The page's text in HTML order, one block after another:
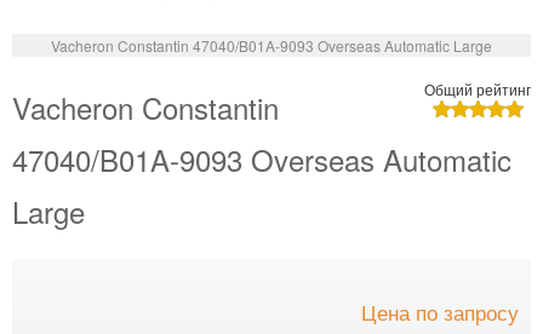
Vacheron Constantin 47040/B01A-9093 Overseas Automatic Large
Общий рейтинг
Vacheron Constantin
47040/B01A-9093 Overseas Automatic
Large
Цена по запросу